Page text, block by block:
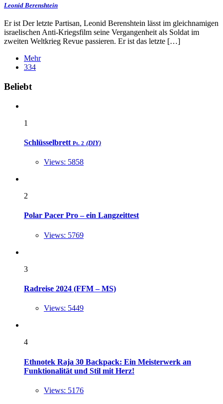
Leonid Berenshtein
Er ist Der letzte Partisan, Leonid Berenshtein lässt im gleichnamigen
israelischen Anti-Kriegsfilm seine Vergangenheit als Soldat im
zweiten Weltkrieg Revue passieren. Er ist das letzte […]
Mehr
334
Widgets
Beliebt
1
Schlüsselbrett Pt. 2 (DIY)
Views: 5858
2
Polar Pacer Pro – ein Langzeittest
Views: 5769
3
Radreise 2024 (FFM – MS)
Views: 5449
4
Ethnotek Raja 30 Backpack: Ein Meisterwerk an
Funktionalität und Stil mit Herz!
Views: 5176